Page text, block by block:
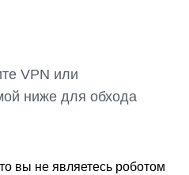
VPN или
ниже для обхода
вы не являетесь роботом